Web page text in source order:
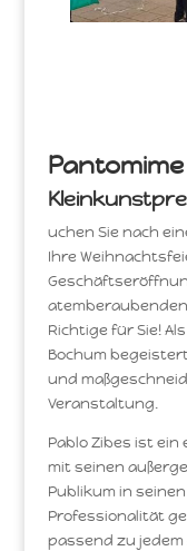
uchen Sie nach
Ihre
Richtige für Sie!
Bochum
und
Veranstaltung.
Pablo Zibes ist
mit seinen
Publikum in
Professionalität
passend zu jedem